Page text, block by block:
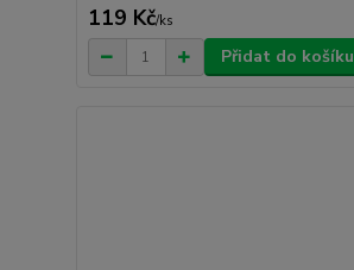
119 Kč/ks
Přidat do košíku